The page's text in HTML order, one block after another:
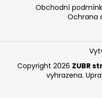
Obchodní
Ochrana
Copyright 2026 ZUBR
vyhrazena.